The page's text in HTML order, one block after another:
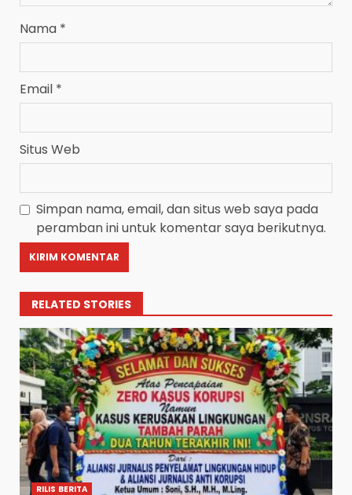
Nama *
Email *
Situs Web
Simpan nama, email, dan situs web saya pada
peramban ini untuk komentar saya berikutnya.
RELATED STORIES
RILIS BERITA